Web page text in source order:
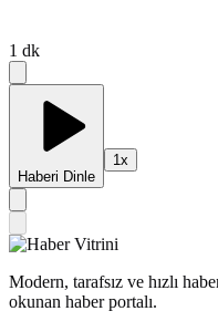
1 dk
Haberi Dinle
1x
Modern, tarafsız ve hızlı
okunan haber portalı.